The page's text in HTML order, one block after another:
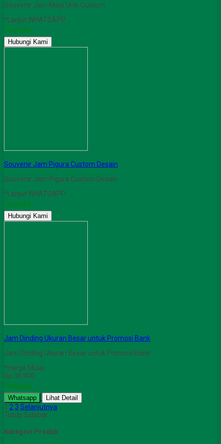
Souvenir Jam Meja Unik Custom
*Lanjut WHATSAPP
Tersedia
Hubungi Kami
Souvenir Jam Pigura Custom Desain
Souvenir Jam Pigura Custom Desain
*Lanjut WHATSAPP
Tersedia
Hubungi Kami
Jam Dinding Ukuran Besar untuk Promosi Bank
Jam Dinding Ukuran Besar untuk Promosi Bank
*Harga Mulai
Rp 36.900
Tersedia
Whatsapp Lihat Detail
1 2 3 Selanjutnya
Tutup Sidebar
Kategori Produk